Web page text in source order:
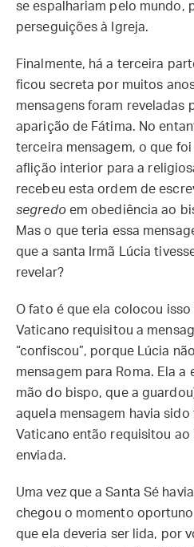
se espalhariam pelo mundo,
perseguições à Igreja.
Finalmente, há a terceira
ficou secreta por muitos
mensagens foram reveladas
aparição de Fátima. No
terceira mensagem, o que
aflição interior para a
recebeu esta ordem de
segredoem obediência ao
Mas o que teria essa
que a santa Irmã Lúcia
revelar?
O fato é que ela colocou
Vaticano requisitou a
“confiscou”, porque Lúcia
mensagem para Roma. Ela a
mão do bispo, que a
aquela mensagem havia
Vaticano então requisitou ao
enviada.
Uma vez que a Santa Sé
chegou o momento
que ela deveria ser lida, por